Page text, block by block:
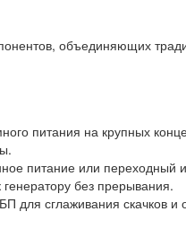
объединяющих
питания на крупных
питание или переходный
без прерывания.
для сглаживания скачков и